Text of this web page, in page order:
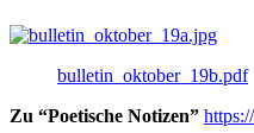
bulletin_oktober_19b.pdf
Zu “Poetische Notizen”